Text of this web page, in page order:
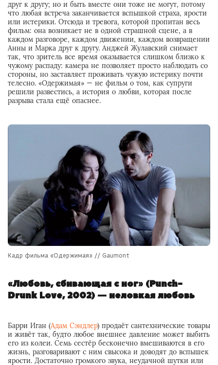
друг к другу; но и быть вместе они тоже не могут, потому
что любая встреча заканчивается вспышкой страха, ярости
или истерики. Отсюда и тревога, которой пропитан весь
фильм: она возникает не в одной страшной сцене, а в
каждом разговоре, каждом движении, каждом возвращении
Анны и Марка друг к другу. Анджей Жулавский снимает
так, что зритель все время оказывается слишком близко к
чужому распаду: камера не позволяет просто наблюдать со
стороны, но заставляет проживать чужую истерику почти
телесно. «Одержимая» — не фильм о том, как супруги
решили развестись, а история о любви, которая после
разрыва стала ещё опаснее.
Кадр фильма «Одержимая» // Gaumont
«Любовь, сбивающая с ног» (Punch-
Drunk Love, 2002) — неловкая любовь
Барри Иган (Адам Сэндлер) продаёт сантехнические товары
и живёт так, будто любое внешнее давление может выбить
его из колеи. Семь сестёр бесконечно вмешиваются в его
жизнь, разговаривают с ним свысока и доводят до вспышек
ярости. Достаточно громкого звука, неудачной шутки или